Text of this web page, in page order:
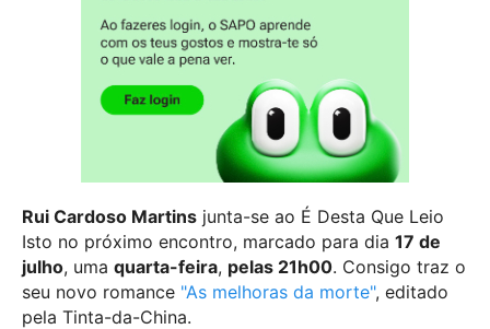
Rui Cardoso Martins junta-se ao É Desta Que Leio
Isto no próximo encontro, marcado para dia 17 de
julho, uma quarta-feira, pelas 21h00. Consigo traz o
seu novo romance "As melhoras da morte", editado
pela Tinta-da-China.